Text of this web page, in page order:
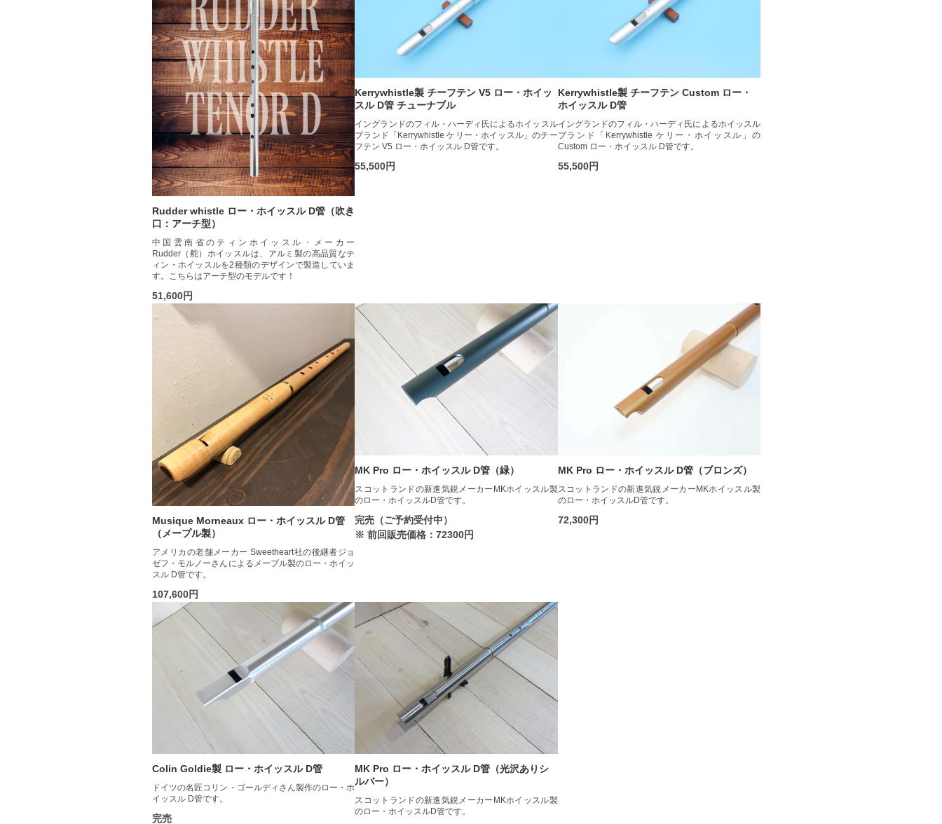
Rudder whistle ロー・ホイッスル D管（吹き
口：アーチ型）
中国雲南省のティンホイッスル・メーカー
Rudder（舵）ホイッスルは、アルミ製の高品質なテ
ィン・ホイッスルを2種類のデザインで製造していま
す。こちらはアーチ型のモデルです！
51,600円
Kerrywhistle製 チーフテン V5 ロー・ホイッ
スル D管 チューナブル
イングランドのフィル・ハーディ氏によるホイッスル
ブランド「Kerrywhistle ケリー・ホイッスル」のチー
フテン V5 ロー・ホイッスル D管です。
55,500円
Kerrywhistle製 チーフテン Custom ロー・
ホイッスル D管
イングランドのフィル・ハーディ氏によるホイッスル
ブランド「Kerrywhistle ケリー・ホイッスル」の
Custom ロー・ホイッスル D管です。
55,500円
Musique Morneaux ロー・ホイッスル D管
（メープル製）
アメリカの老舗メーカー Sweetheart社の後継者ジョ
ゼフ・モルノーさんによるメープル製のロー・ホイッ
スル D管です。
107,600円
MK Pro ロー・ホイッスル D管（緑）
スコットランドの新進気鋭メーカーMKホイッスル製
のロー・ホイッスルD管です。
完売（ご予約受付中）
※ 前回販売価格：72300円
MK Pro ロー・ホイッスル D管（ブロンズ）
スコットランドの新進気鋭メーカーMKホイッスル製
のロー・ホイッスルD管です。
72,300円
Colin Goldie製 ロー・ホイッスル D管
ドイツの名匠コリン・ゴールディさん製作のロー・ホ
イッスル D管です。
完売
MK Pro ロー・ホイッスル D管（光沢ありシ
ルバー）
スコットランドの新進気鋭メーカーMKホイッスル製
のロー・ホイッスルD管です。